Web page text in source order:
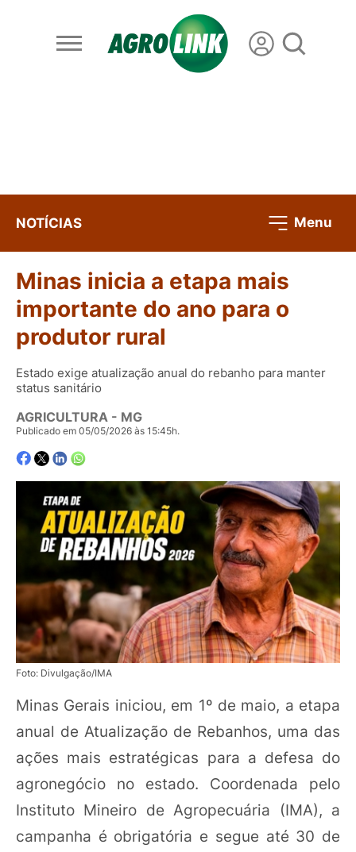
NOTÍCIAS Menu
Minas inicia a etapa mais
importante do ano para o
produtor rural
Estado exige atualização anual do rebanho para manter
status sanitário
AGRICULTURA - MG
Publicado em 05/05/2026 às 15:45h.
Foto: Divulgação/IMA
Minas Gerais iniciou, em 1º de maio, a etapa
anual de Atualização de Rebanhos, uma das
ações mais estratégicas para a defesa do
agronegócio no estado. Coordenada pelo
Instituto Mineiro de Agropecuária (IMA), a
campanha é obrigatória e segue até 30 de